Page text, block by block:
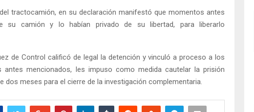
tractocamión, en su declaración manifestó que momentos antes
su camión y lo habían privado de su libertad, para liberarlo
de Control calificó de legal la detención y vinculó a proceso a los
mencionados, les impuso como medida cautelar la prisión
dos meses para el cierre de la investigación complementaria.